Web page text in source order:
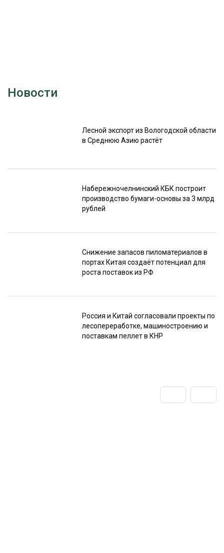
Новости
Лесной экспорт из Вологодской области
в Среднюю Азию растёт
Набережночелнинский КБК построит
производство бумаги-основы за 3 млрд
рублей
Снижение запасов пиломатериалов в
портах Китая создаёт потенциал для
роста поставок из РФ
Россия и Китай согласовали проекты по
лесопереработке, машиностроению и
поставкам пеллет в КНР